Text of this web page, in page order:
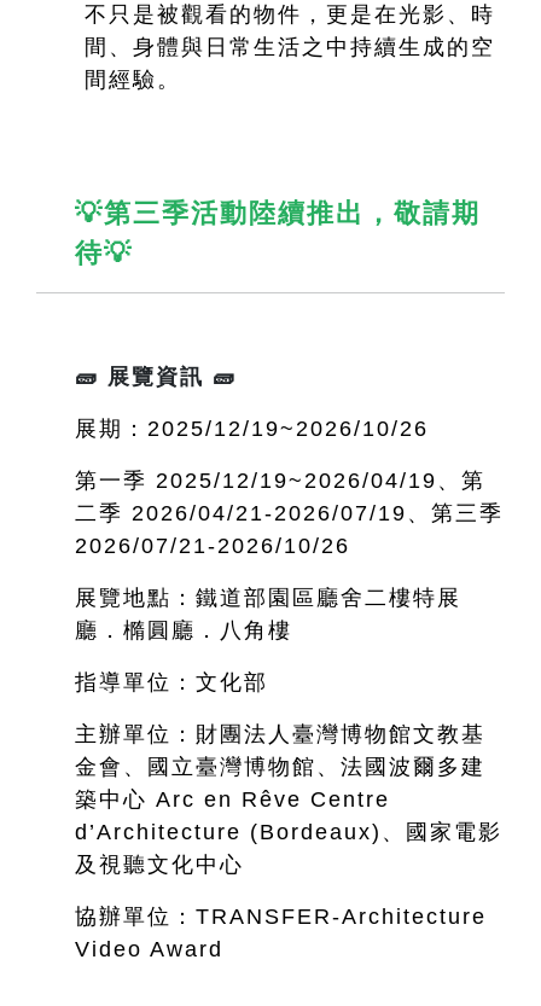
不只是被觀看的物件，更是在光影、時
間、身體與日常生活之中持續生成的空
間經驗。
💡第三季活動陸續推出，敬請期
待💡
🧱 展覽資訊 🧱
展期：2025/12/19~2026/10/26
第一季 2025/12/19~ 2026/04/19、第
二季 2026/04/21-2026/07/19、第三季
2026/07/21-2026/10/26
展覽地點：鐵道部園區廳舍二樓特展
廳．橢圓廳．八角樓
指導單位：文化部
主辦單位：財團法人臺灣博物館文教基
金會、國立臺灣博物館、法國波爾多建
築中心 Arc en Rêve Centre
d’Architecture (Bordeaux)、國家電影
及視聽文化中心
協辦單位：TRANSFER-Architecture
Video Award